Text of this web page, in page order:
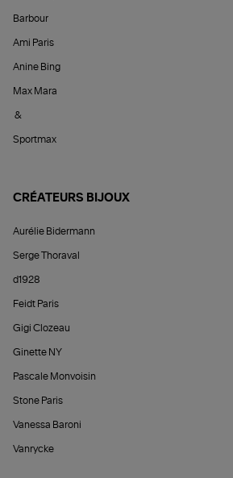
Barbour
Ami Paris
Anine Bing
Max Mara
&
Sportmax
CRÉATEURS BIJOUX
Aurélie Bidermann
Serge Thoraval
d1928
Feidt Paris
Gigi Clozeau
Ginette NY
Pascale Monvoisin
Stone Paris
Vanessa Baroni
Vanrycke